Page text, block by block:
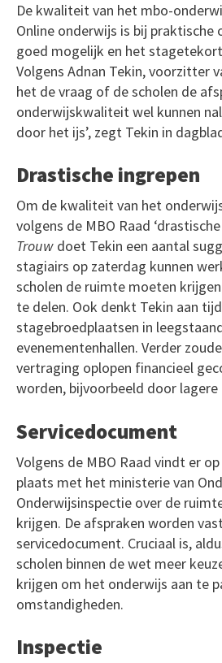
De kwaliteit van het mbo-
Online onderwijs is bij praktische
goed mogelijk en het
Volgens Adnan Tekin, voorzitter
het de vraag of de scholen de
onderwijskwaliteit wel kunnen
door het ijs’, zegt Tekin in
Drastische ingrepen
Om de kwaliteit van het
volgens de MBO Raad
Trouw doet Tekin een aantal
stagiairs op zaterdag kunnen
scholen de ruimte moeten
te delen. Ook denkt Tekin aan
stagebroedplaatsen in
evenementenhallen. Verder
vertraging oplopen financieel
worden, bijvoorbeeld door
Servicedocument
Volgens de MBO Raad vindt er
plaats met het ministerie van
Onderwijsinspectie over de
krijgen. De afspraken worden
servicedocument. Cruciaal is,
scholen binnen de wet meer
krijgen om het onderwijs aan te
omstandigheden.
Inspectie